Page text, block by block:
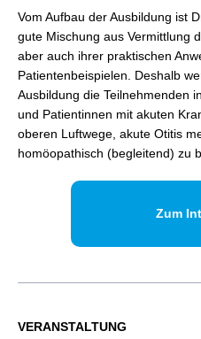
Vom Aufbau der Ausbildung ist
gute Mischung aus Vermittlung
aber auch ihrer praktischen
Patientenbeispielen. Deshalb
Ausbildung die Teilnehmenden
und Patientinnen mit akuten
oberen Luftwege, akute Otitis
homöopathisch (begleitend) zu
Zum
VERANSTALTUNG